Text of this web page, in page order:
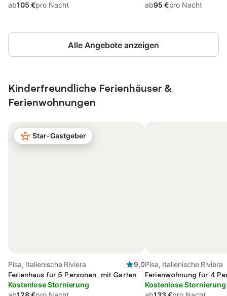
ab105 €pro Nacht
ab95 €pro Nacht
Alle Angebote anzeigen
Kinderfreundliche Ferienhäuser &
Ferienwohnungen
Star-Gastgeber
Pisa, Italienische Riviera
9,0
Ferienhaus für 5 Personen, mit Garten
Kostenlose Stornierung
Pisa, Italienische Riviera
Ferienwohnung für 4
Kostenlose Stornierung